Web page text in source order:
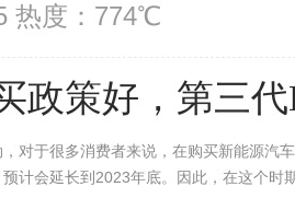
热度：774℃
政策好，第三代
对于很多消费者来说，在购买新能源汽
计会延长到2023年底。因此，在这个时